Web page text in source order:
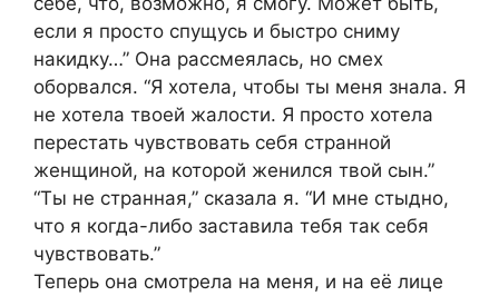
если я просто спущусь и быстро сниму
накидку…” Она рассмеялась, но смех
оборвался. “Я хотела, чтобы ты меня знала. Я
не хотела твоей жалости. Я просто хотела
перестать чувствовать себя странной
женщиной, на которой женился твой сын.”
“Ты не странная,” сказала я. “И мне стыдно,
что я когда-либо заставила тебя так себя
чувствовать.”
Теперь она смотрела на меня, и на её лице